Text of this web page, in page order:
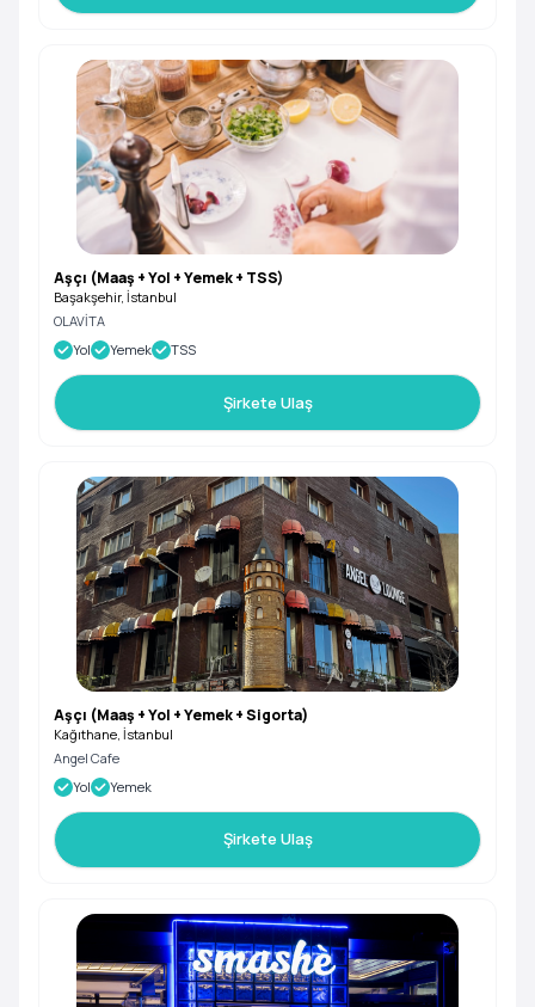
Aşçı (Maaş + Yol + Yemek + TSS)
Başakşehir, İstanbul
OLAVİTA
Yol
Yemek TSS
Şirkete Ulaş
Aşçı (Maaş + Yol + Yemek + Sigorta)
Kağıthane, İstanbul
Angel Cafe
Yol
Yemek
Şirkete Ulaş